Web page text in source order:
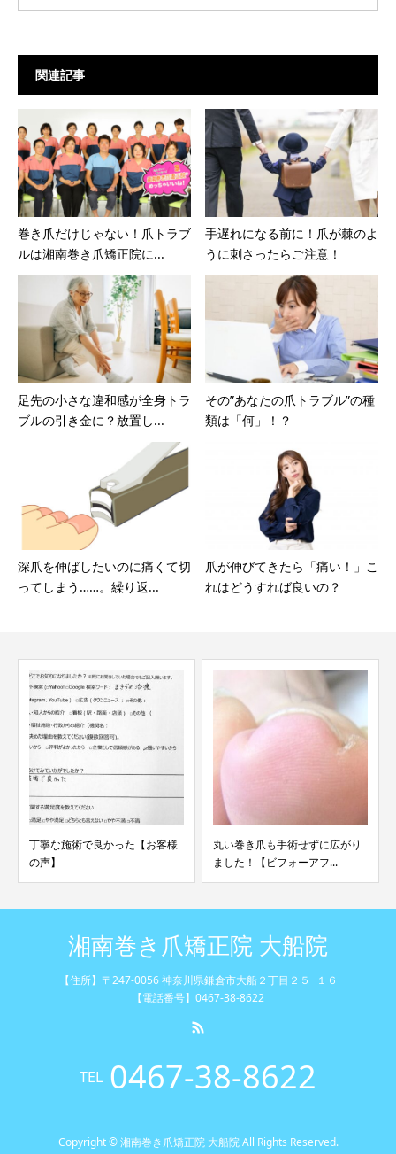
関連記事
巻き爪だけじゃない！爪トラブ
ルは湘南巻き爪矯正院に...
手遅れになる前に！爪が棘のよ
うに刺さったらご注意！
足先の小さな違和感が全身トラ
ブルの引き金に？放置し...
その”あなたの爪トラブル”の種
類は「何」！？
深爪を伸ばしたいのに痛くて切
ってしまう……。繰り返...
爪が伸びてきたら「痛い！」こ
れはどうすれば良いの？
丸い巻き爪も手術せずに広がり
ました！【ビフォーアフ...
中学生にも多い!? タコ・ウオノ
メの意外な原因
湘南巻き爪矯正院 大船院
【住所】〒247-0056 神奈川県鎌倉市大船２丁目２５−１６
【電話番号】0467-38-8622
TEL 0467-38-8622
Copyright © 湘南巻き爪矯正院 大船院 All Rights Reserved.